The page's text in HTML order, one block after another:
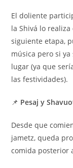
El doliente
la Shivá lo
siguiente etapa,
música pero si
lugar (ya que
las festividades).
📌 Pesaj y
Desde que
jametz, queda
comida posterior